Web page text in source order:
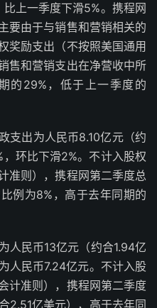
上一季度下滑5%。携程网
要由于与销售和营销相关的
奖励支出（不按照美国通用
售和营销支出在净营收中所
的29%，低于上一季度的
支出为人民币8.10亿元（约
，环比下滑2%。不计入股权
准则），携程网第二季度总
例为8%，高于去年同期的
人民币13亿元（约合1.94亿
人民币7.24亿元。不计入股
计准则），携程网第二季度
2.51亿美元），高于去年同